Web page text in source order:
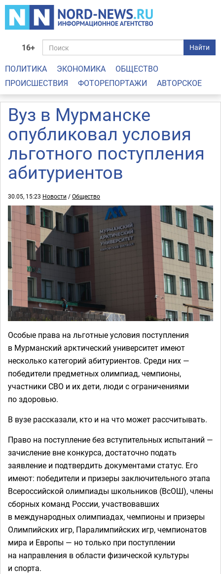
16+ Найти
ПОЛИТИКА ЭКОНОМИКА
ОБЩЕСТВО
ПРОИСШЕСТВИЯ
ФОТОРЕПОРТАЖИ АВТОРСКОЕ
Вуз в Мурманске
опубликовал условия
льготного поступления
абитуриентов
30.05, 15:23 Новости /Общество
Особые права на льготные условия поступления
в Мурманский арктический университет имеют
несколько категорий абитуриентов. Среди них —
победители предметных олимпиад, чемпионы,
участники СВО и их дети, люди с ограничениями
по здоровью.
В вузе рассказали, кто и на что может рассчитывать.
Право на поступление без вступительных испытаний —
зачисление вне конкурса, достаточно подать
заявление и подтвердить документами статус. Его
имеют: победители и призеры заключительного этапа
Всероссийской олимпиады школьников (ВсОШ), члены
сборных команд России, участвовавших
в международных олимпиадах, чемпионы и призеры
Олимпийских игр, Паралимпийских игр, чемпионатов
мира и Европы — но только при поступлении
на направления в области физической культуры
и спорта.